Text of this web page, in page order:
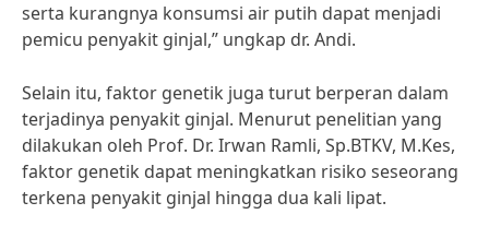
serta kurangnya konsumsi air putih dapat menjadi
pemicu penyakit ginjal,” ungkap dr. Andi.
Selain itu, faktor genetik juga turut berperan dalam
terjadinya penyakit ginjal. Menurut penelitian yang
dilakukan oleh Prof. Dr. Irwan Ramli, Sp.BTKV, M.Kes,
faktor genetik dapat meningkatkan risiko seseorang
terkena penyakit ginjal hingga dua kali lipat.